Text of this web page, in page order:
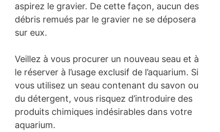
aspirez le gravier. De cette façon, aucun des
débris remués par le gravier ne se déposera
sur eux.
Veillez à vous procurer un nouveau seau et à
le réserver à l’usage exclusif de l’aquarium. Si
vous utilisez un seau contenant du savon ou
du détergent, vous risquez d’introduire des
produits chimiques indésirables dans votre
aquarium.